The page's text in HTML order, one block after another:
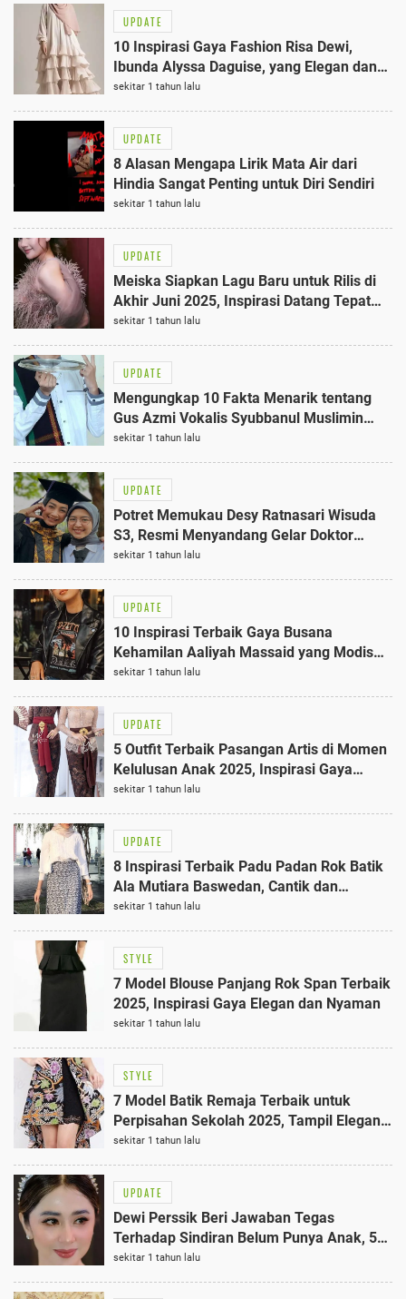
UPDATE
10 Inspirasi Gaya Fashion Risa Dewi,
Ibunda Alyssa Daguise, yang Elegan dan
Stylish di Usia 57 Tahun
sekitar 1 tahun lalu
UPDATE
8 Alasan Mengapa Lirik Mata Air dari
Hindia Sangat Penting untuk Diri Sendiri
sekitar 1 tahun lalu
UPDATE
Meiska Siapkan Lagu Baru untuk Rilis di
Akhir Juni 2025, Inspirasi Datang Tepat
Waktu
sekitar 1 tahun lalu
UPDATE
Mengungkap 10 Fakta Menarik tentang
Gus Azmi Vokalis Syubbanul Muslimin
yang Multitalenta
sekitar 1 tahun lalu
UPDATE
Potret Memukau Desy Ratnasari Wisuda
S3, Resmi Menyandang Gelar Doktor
Psikologi 2025
sekitar 1 tahun lalu
UPDATE
10 Inspirasi Terbaik Gaya Busana
Kehamilan Aaliyah Massaid yang Modis
dan Elegan
sekitar 1 tahun lalu
UPDATE
5 Outfit Terbaik Pasangan Artis di Momen
Kelulusan Anak 2025, Inspirasi Gaya
Terbaru
sekitar 1 tahun lalu
UPDATE
8 Inspirasi Terbaik Padu Padan Rok Batik
Ala Mutiara Baswedan, Cantik dan
Bermakna
sekitar 1 tahun lalu
STYLE
7 Model Blouse Panjang Rok Span Terbaik
2025, Inspirasi Gaya Elegan dan Nyaman
sekitar 1 tahun lalu
STYLE
7 Model Batik Remaja Terbaik untuk
Perpisahan Sekolah 2025, Tampil Elegan
di Hari Spesial
sekitar 1 tahun lalu
UPDATE
Dewi Perssik Beri Jawaban Tegas
Terhadap Sindiran Belum Punya Anak, 5
Fakta Menarik Terungkap
sekitar 1 tahun lalu